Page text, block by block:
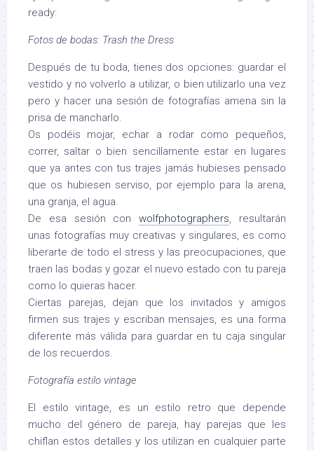
ready:
Fotos de bodas: Trash the Dress
Después de tu boda, tienes dos opciones: guardar el
vestido y no volverlo a utilizar, o bien utilizarlo una vez
pero y hacer una sesión de fotografías amena sin la
prisa de mancharlo.
Os podéis mojar, echar a rodar como pequeños,
correr, saltar o bien sencillamente estar en lugares
que ya antes con tus trajes jamás hubieses pensado
que os hubiesen serviso, por ejemplo para la arena,
una granja, el agua.
De esa sesión conwolfphotographers, resultarán
unas fotografías muy creativas y singulares, es como
liberarte de todo el stress y las preocupaciones, que
traen las bodas y gozar el nuevo estado con tu pareja
como lo quieras hacer.
Ciertas parejas, dejan que los invitados y amigos
firmen sus trajes y escriban mensajes, es una forma
diferente más válida para guardar en tu caja singular
de los recuerdos.
Fotografía estilo vintage
El estilo vintage, es un estilo retro que depende
mucho del género de pareja, hay parejas que les
chiflan estos detalles y los utilizan en cualquier parte